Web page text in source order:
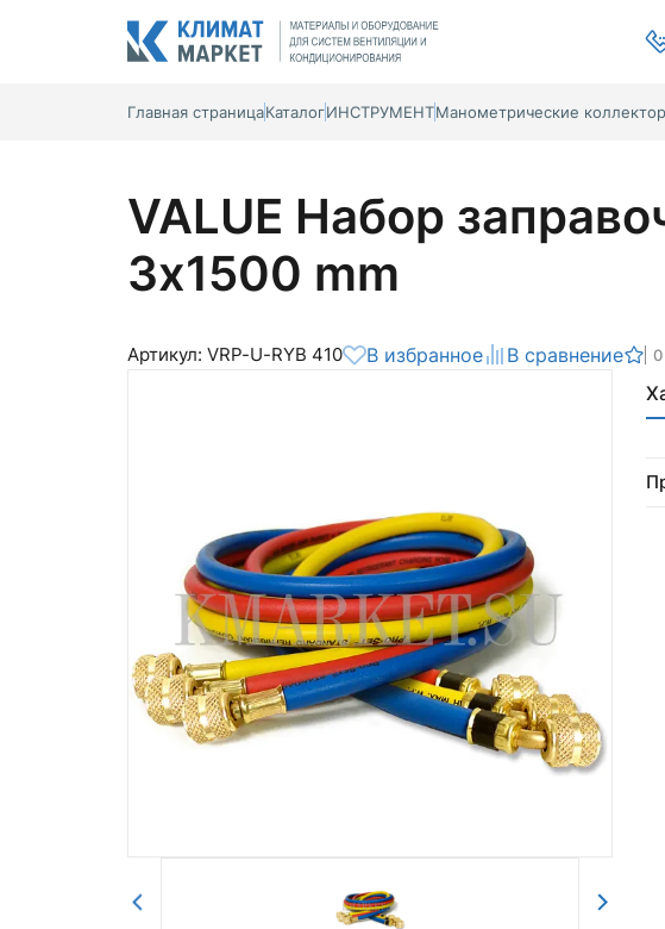
Главная страницаКаталогИНСТРУМЕНТМанометрические
VALUE Набор
3х1500 mm
Артикул: VRP-U-RYB 410 В избранное В сравнение
Комментарий
Для оформления заказа необходимо
войти в личный кабинет.
Авторизоваться